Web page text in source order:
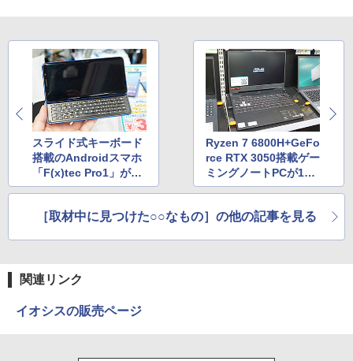
スライド式キーボード
搭載のAndroidスマホ
「F(x)tec Pro1」が39,
800円、未使用品が大
Ryzen 7 6800H+GeFo
rce RTX 3050搭載ゲー
ミングノートPCが119,
799円など、数量限定
［取材中に見つけた○○なもの］の他の記事を見る
関連リンク
イオシスの販売ページ